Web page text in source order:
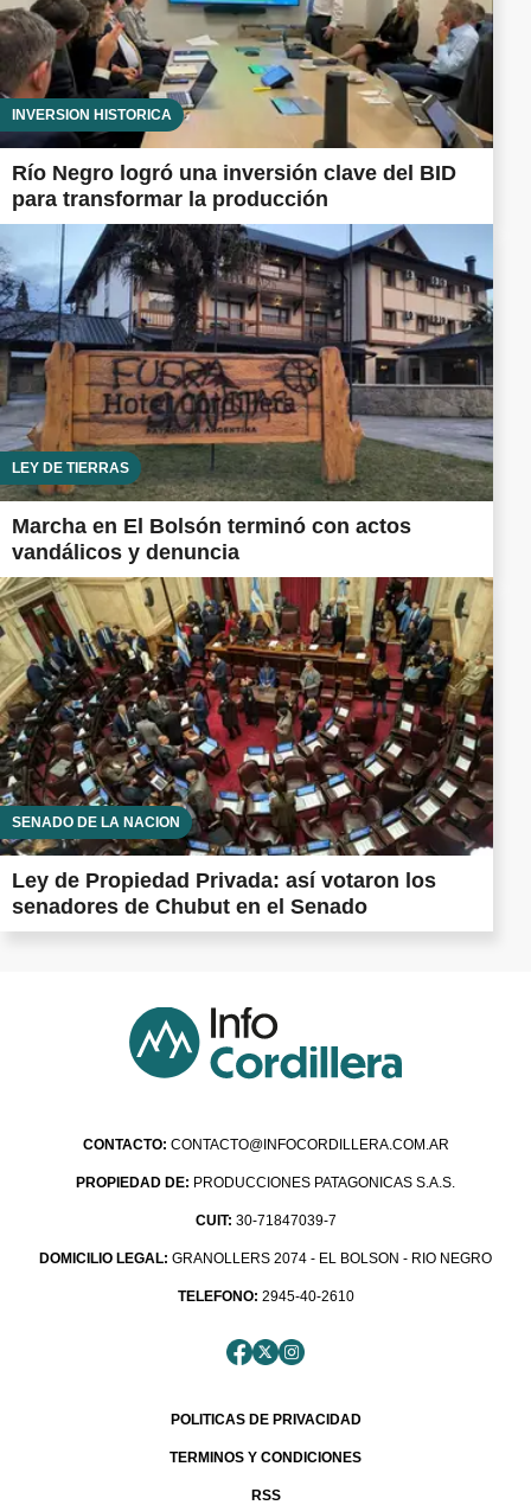
INVERSIÓN HISTÓRICA
Río Negro logró una inversión clave del BID
para transformar la producción
LEY DE TIERRAS
Marcha en El Bolsón terminó con actos
vandálicos y denuncia
SENADO DE LA NACIÓN
Ley de Propiedad Privada: así votaron los
senadores de Chubut en el Senado
CONTACTO: CONTACTO@INFOCORDILLERA.COM.AR
PROPIEDAD DE: PRODUCCIONES PATAGONICAS S.A.S.
CUIT: 30-71847039-7
DOMICILIO LEGAL: GRANOLLERS 2074 - EL BOLSON - RIO NEGRO
TELEFONO: 2945-40-2610
POLITICAS DE PRIVACIDAD
TERMINOS Y CONDICIONES
RSS